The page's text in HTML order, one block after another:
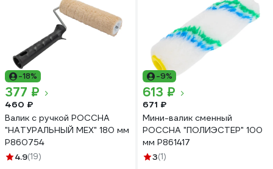
-18%
377 ₽
460 ₽
Валик с ручкой РОССНА
"НАТУРАЛЬНЫЙ МЕХ" 180 мм
Р860754
4.9(19)
-9%
613 ₽
671 ₽
Мини-валик сменный
РОССНА "ПОЛИЭСТЕР" 100
мм Р861417
3(1)